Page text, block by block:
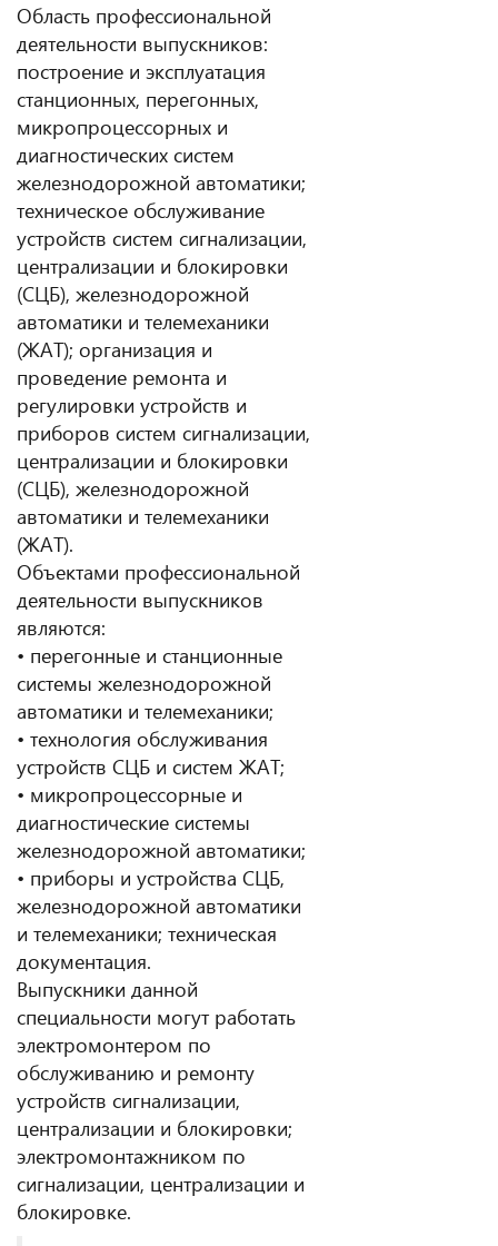
Область профессиональной
деятельности выпускников:
построение и эксплуатация
станционных, перегонных,
микропроцессорных и
диагностических систем
железнодорожной автоматики;
техническое обслуживание
устройств систем сигнализации,
централизации и блокировки
(СЦБ), железнодорожной
автоматики и телемеханики
(ЖАТ); организация и
проведение ремонта и
регулировки устройств и
приборов систем сигнализации,
централизации и блокировки
(СЦБ), железнодорожной
автоматики и телемеханики
(ЖАТ).
Объектами профессиональной
деятельности выпускников
являются:
• перегонные и станционные
системы железнодорожной
автоматики и телемеханики;
• технология обслуживания
устройств СЦБ и систем ЖАТ;
• микропроцессорные и
диагностические системы
железнодорожной автоматики;
• приборы и устройства СЦБ,
железнодорожной автоматики
и телемеханики; техническая
документация.
Выпускники данной
специальности могут работать
электромонтером по
обслуживанию и ремонту
устройств сигнализации,
централизации и блокировки;
электромонтажником по
сигнализации, централизации и
блокировке.